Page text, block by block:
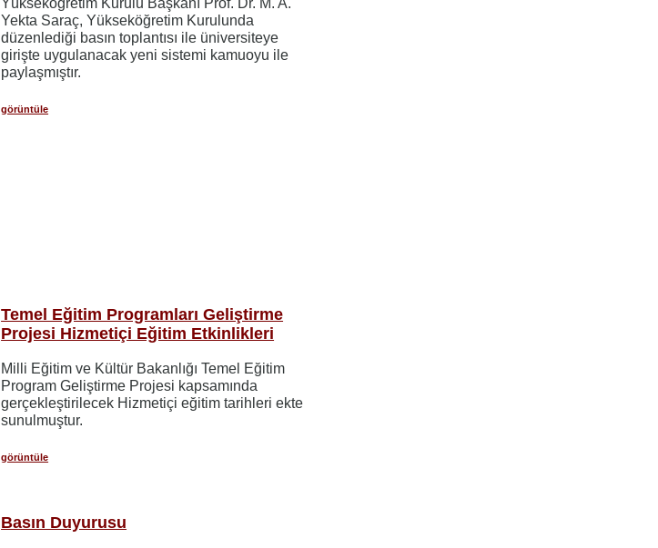
Yekta Saraç, Yükseköğretim Kurulunda
düzenlediği basın toplantısı ile üniversiteye
girişte uygulanacak yeni sistemi kamuoyu ile
paylaşmıştır.
görüntüle
Temel Eğitim Programları Geliştirme
Projesi Hizmetiçi Eğitim Etkinlikleri
Milli Eğitim ve Kültür Bakanlığı Temel Eğitim
Program Geliştirme Projesi kapsamında
gerçekleştirilecek Hizmetiçi eğitim tarihleri ekte
sunulmuştur.
görüntüle
Basın Duyurusu